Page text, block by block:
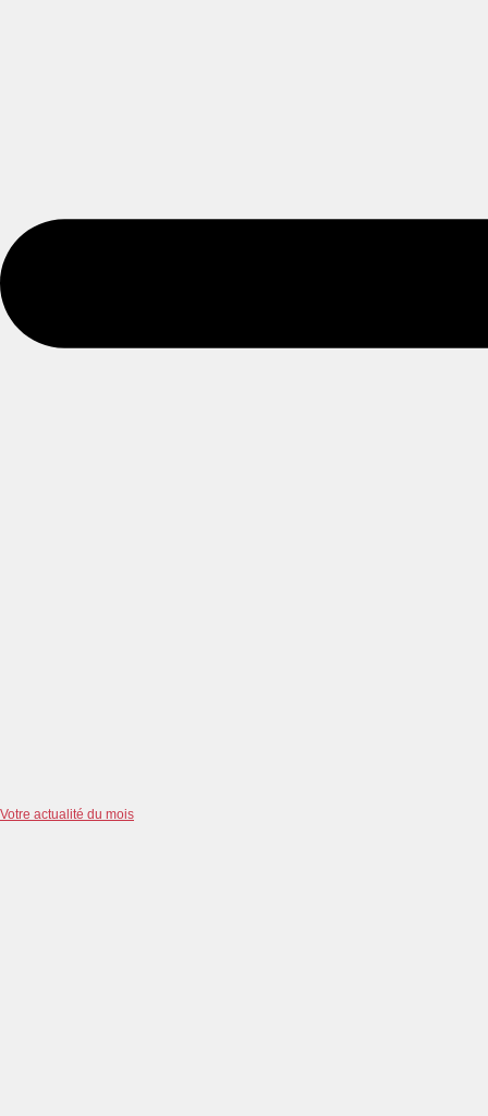
Votre actualité du mois